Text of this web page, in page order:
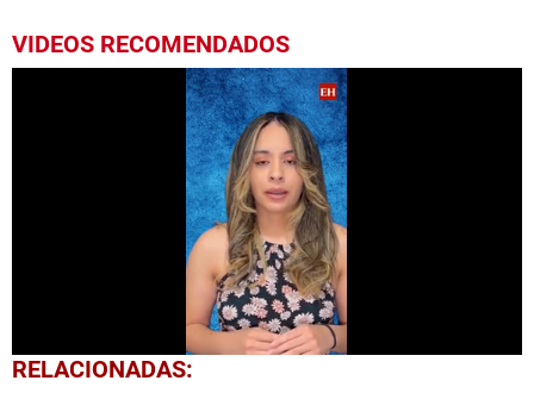
VIDEOS RECOMENDADOS
0
seconds
RELACIONADAS: